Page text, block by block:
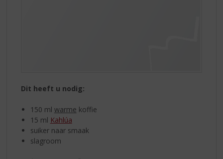
Dit heeft u nodig:
150 ml warme koffie
15 ml Kahlúa
suiker naar smaak
slagroom